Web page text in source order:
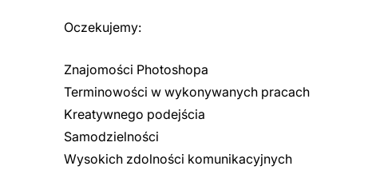
Oczekujemy:
Znajomości Photoshopa
Terminowości w wykonywanych pracach
Kreatywnego podejścia
Samodzielności
Wysokich zdolności komunikacyjnych